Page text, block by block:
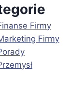
Firmy
Firmy